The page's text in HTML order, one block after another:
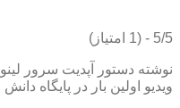
5/5 - (1 امتیاز)
نوشته دستور آپدیت سرور
ویدیو اولین بار در پایگاه